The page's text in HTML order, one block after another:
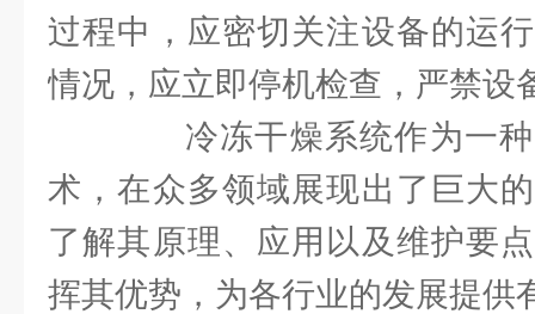
过程中，应密切关注设备的运
情况，应立即停机检查，严禁设
冷冻干燥系统作为一种
术，在众多领域展现出了巨大
了解其原理、应用以及维护要
挥其优势，为各行业的发展提供